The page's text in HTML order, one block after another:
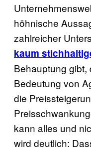
höhnische
zahlreicher
kaum
Behauptung
Bedeutung von
die
kann alles und
wird deutlich: